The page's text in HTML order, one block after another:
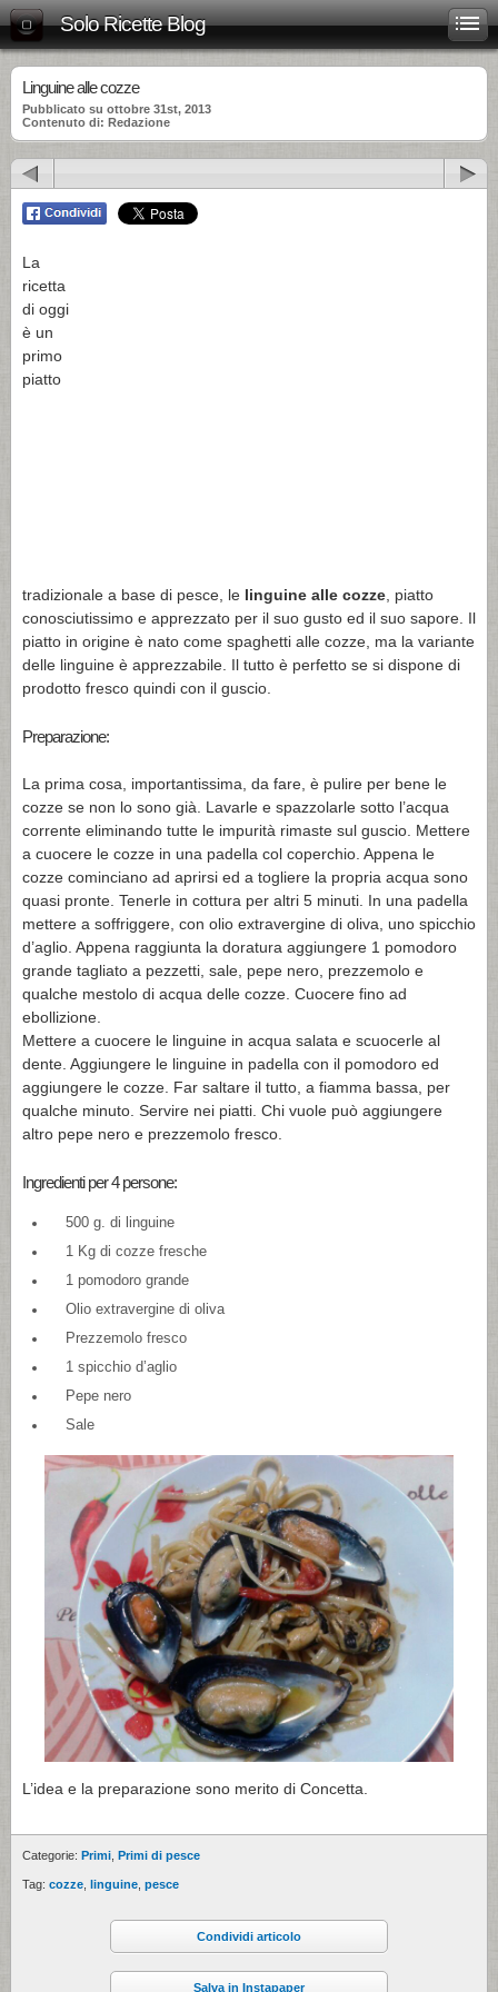
Solo Ricette Blog
Linguine alle cozze
Pubblicato su ottobre 31st, 2013
Contenuto di: Redazione
La
ricetta
di oggi
è un
primo
piatto
tradizionale a base di pesce, le linguine alle cozze , piatto
conosciutissimo e apprezzato per il suo gusto ed il suo sapore. Il
piatto in origine è nato come spaghetti alle cozze, ma la variante
delle linguine è apprezzabile. Il tutto è perfetto se si dispone di
prodotto fresco quindi con il guscio.
Preparazione:
La prima cosa, importantissima, da fare, è pulire per bene le
cozze se non lo sono già. Lavarle e spazzolarle sotto l’acqua
corrente eliminando tutte le impurità rimaste sul guscio. Mettere
a cuocere le cozze in una padella col coperchio. Appena le
cozze cominciano ad aprirsi ed a togliere la propria acqua sono
quasi pronte. Tenerle in cottura per altri 5 minuti. In una padella
mettere a soffriggere, con olio extravergine di oliva, uno spicchio
d’aglio. Appena raggiunta la doratura aggiungere 1 pomodoro
grande tagliato a pezzetti, sale, pepe nero, prezzemolo e
qualche mestolo di acqua delle cozze. Cuocere fino ad
ebollizione.
Mettere a cuocere le linguine in acqua salata e scuocerle al
dente. Aggiungere le linguine in padella con il pomodoro ed
aggiungere le cozze. Far saltare il tutto, a fiamma bassa, per
qualche minuto. Servire nei piatti. Chi vuole può aggiungere
altro pepe nero e prezzemolo fresco.
Ingredienti per 4 persone:
500 g. di linguine
1 Kg di cozze fresche
1 pomodoro grande
Olio extravergine di oliva
Prezzemolo fresco
1 spicchio d’aglio
Pepe nero
Sale
L’idea e la preparazione sono merito di Concetta.
Categorie: Primi Primi di pesce
Tag: cozze linguine pesce
Condividi articolo
Salva in Instapaper